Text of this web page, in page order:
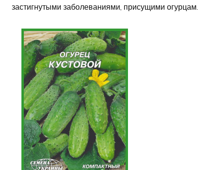
застигнутыми заболеваниями, присущими огурцам.